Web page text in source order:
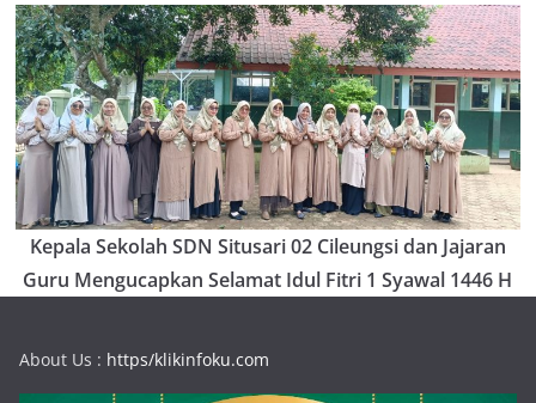
Kepala Sekolah SDN Situsari 02 Cileungsi dan Jajaran
Guru Mengucapkan Selamat Idul Fitri 1 Syawal 1446 H
About Us : https/klikinfoku.com